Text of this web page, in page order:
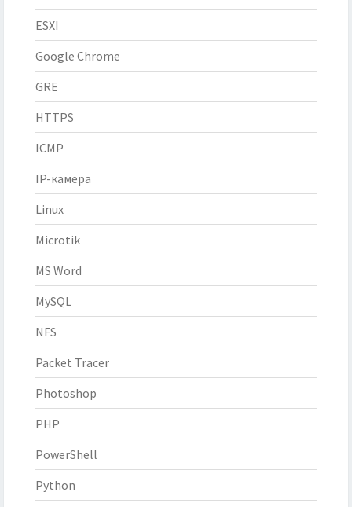
ESXI
Google Chrome
GRE
HTTPS
ICMP
IP-камера
Linux
Microtik
MS Word
MySQL
NFS
Packet Tracer
Photoshop
PHP
PowerShell
Python